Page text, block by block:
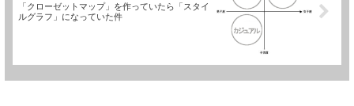
「クローゼットマップ」を作っていたら「スタイ
ルグラフ」になっていた件